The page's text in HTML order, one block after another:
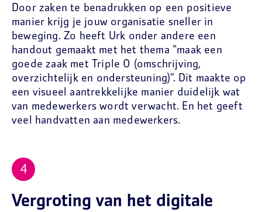
Door zaken te benadrukken op een positieve
manier krijg je jouw organisatie sneller in
beweging. Zo heeft Urk onder andere een
handout gemaakt met het thema “maak een
goede zaak met Triple O (omschrijving,
overzichtelijk en ondersteuning)”. Dit maakte op
een visueel aantrekkelijke manier duidelijk wat
van medewerkers wordt verwacht. En het geeft
veel handvatten aan medewerkers.
Vergroting van het digitale